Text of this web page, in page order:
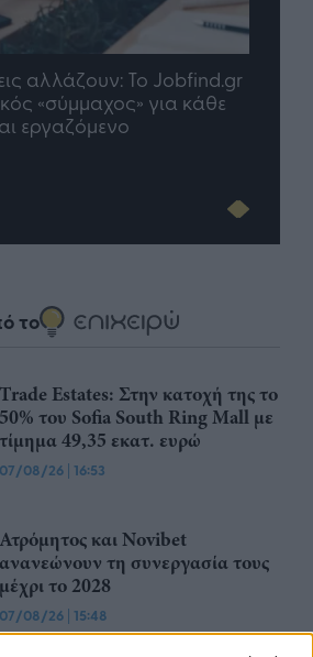
Πώς διαμορφώνεται το
Insurance στην εποχή του AI
το
Trade Estates: Στην κατοχή της το
50% του Sofia South Ring Mall με
τίμημα 49,35 εκατ. ευρώ
07/08/26 | 16:53
Ατρόμητος και Novibet
ανανεώνουν τη συνεργασία τους
μέχρι το 2028
07/08/26 | 15:48